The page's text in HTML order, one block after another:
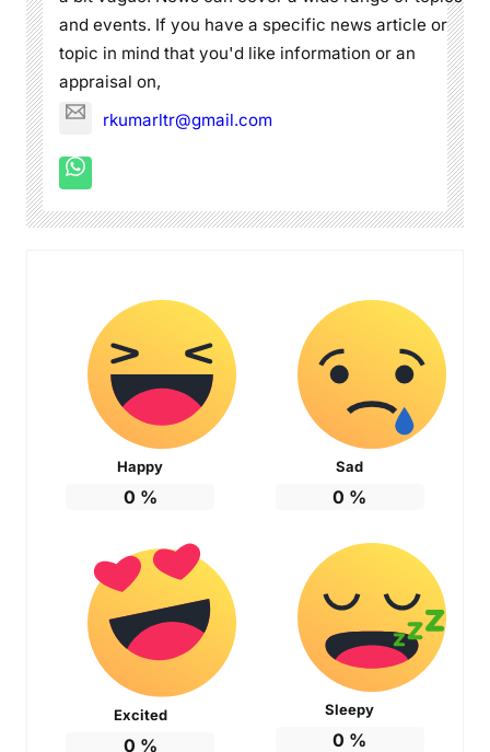
and events. If you have a specific news article or
topic in mind that you'd like information or an
appraisal on,
rkumarltr@gmail.com
Happy
0 %
Sad
0 %
Excited
0 %
Sleepy
0 %